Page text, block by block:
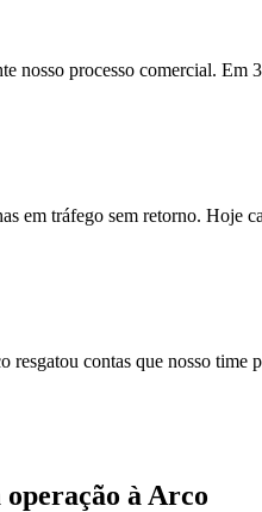
nosso processo comercial. Em
em tráfego sem retorno. Hoje
contas que nosso time
à Arco